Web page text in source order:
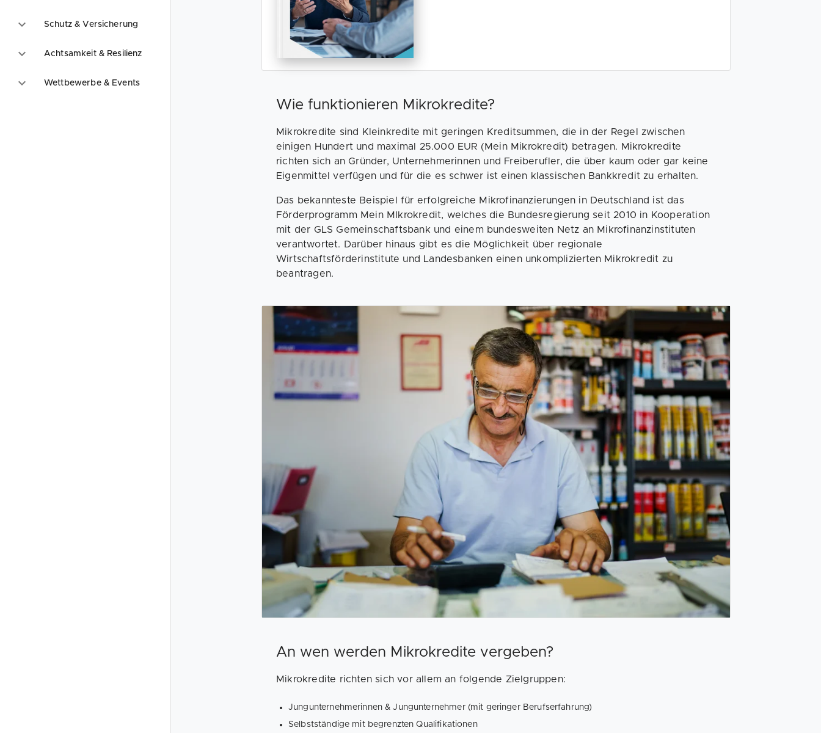
Schutz & Versicherung
Achtsamkeit & Resilienz
Wettbewerbe & Events
Wie funktionieren Mikrokredite?
Mikrokredite sind Kleinkredite mit geringen Kreditsummen, die in der Regel zwischen
einigen Hundert und maximal 25.000 EUR (Mein Mikrokredit) betragen. Mikrokredite
richten sich an Gründer, Unternehmerinnen und Freiberufler, die über kaum oder gar keine
Eigenmittel verfügen und für die es schwer ist einen klassischen Bankkredit zu erhalten.
Das bekannteste Beispiel für erfolgreiche Mikrofinanzierungen in Deutschland ist das
Förderprogramm Mein MIkrokredit, welches die Bundesregierung seit 2010 in Kooperation
mit der GLS Gemeinschaftsbank und einem bundesweiten Netz an Mikrofinanzinstituten
verantwortet. Darüber hinaus gibt es die Möglichkeit über regionale
Wirtschaftsförderinstitute und Landesbanken einen unkomplizierten Mikrokredit zu
beantragen.
An wen werden Mikrokredite vergeben?
Mikrokredite richten sich vor allem an folgende Zielgruppen:
Jungunternehmerinnen & Jungunternehmer (mit geringer Berufserfahrung)
Selbstständige mit begrenzten Qualifikationen